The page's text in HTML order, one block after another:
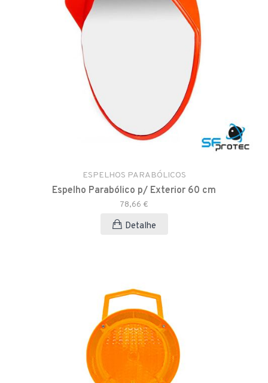
ESPELHOS PARABÓLICOS
Espelho Parabólico p/ Exterior 60 cm
78,66 €
Detalhe